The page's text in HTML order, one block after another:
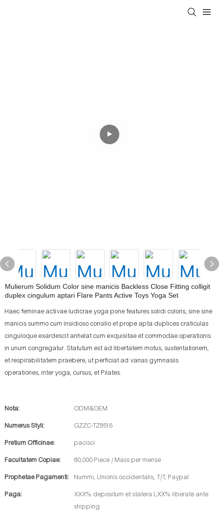
Mulierum Solidum Color sine manicis Backless Close Fitting colligit
duplex cingulum aptari Flare Pants Active Toys Yoga Set
Haec feminae activae ludicrae yoga pone features solidi coloris, sine sine
manicis summo cum insidioso consilio et prope apta duplices craticulas
cinguloque exardescit anhelat cum exquisitae et commodae operationis
in unum congregatur. Statutum est ad libertatem motus, sustentationem,
et respirabilitatem praebere, ut perficiat ad varias gymnasiis
operationes, inter yoga, cursus, et Pilates.
Nota: ODM&OEM
Numerus Styli: GZZC-TZ8516
Pretium Officinae: pacisci
Facultatem Copiae: 80,000 Piece / Mass per mense
Prophetae Pagamenti: Nummi, Unionis occidentalis, T/T, Paypal
Paga:
XXX% depositum et statera LXX% liberate ante
shipping